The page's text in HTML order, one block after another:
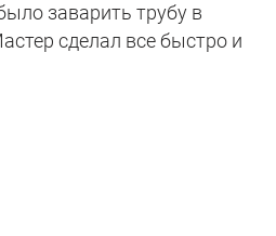
заварить трубу в
сделал все быстро и